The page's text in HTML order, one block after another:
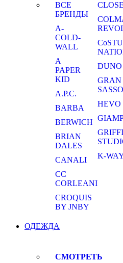
ВСЕ
БРЕНДЫ
A-
COLD-
WALL
A
PAPER
KID
A.P.C.
BARBA
BERWICH
BRIAN
DALES
CANALI
CC
CORLEANI
CROQUIS
BY JNBY
DUNO
GRAN
SASSO
HEVO
K-
ОДЕЖДА
СМОТРЕТЬ